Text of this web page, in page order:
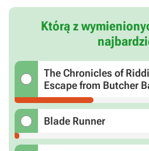
Którą z
The Chronicles of
Escape from Butcher
Blade Runner